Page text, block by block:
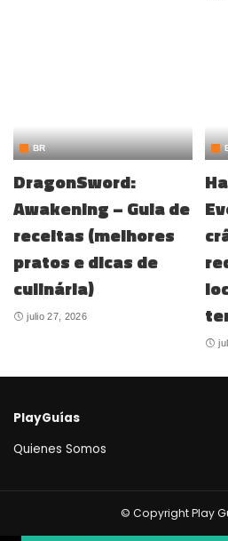
BR
DragonSword:
Awakening – Guia de
receitas (melhores
pratos e dicas de
culinária)
julio 27, 2026
PlayGuías
Quienes Somos
© Copyright Play